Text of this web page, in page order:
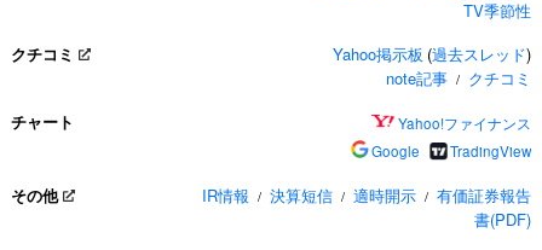
TV季節性
クチコミ
Yahoo掲示板 (過去スレッド)
note記事 / クチコミ
チャート
Yahoo!ファイナンス
Google
TradingView
その他 IR情報 / 決算短信 / 適時開示 / 有価証券報告
書(PDF)